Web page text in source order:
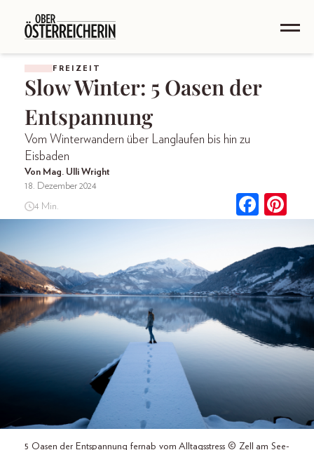
FREIZEIT
Slow Winter: 5 Oasen der
Entspannung
Vom Winterwandern über Langlaufen bis hin zu
Eisbaden
Von Mag. Ulli Wright
18. Dezember 2024
4 Min.
5 Oasen der Entspannung fernab vom Alltagsstress © Zell am See-